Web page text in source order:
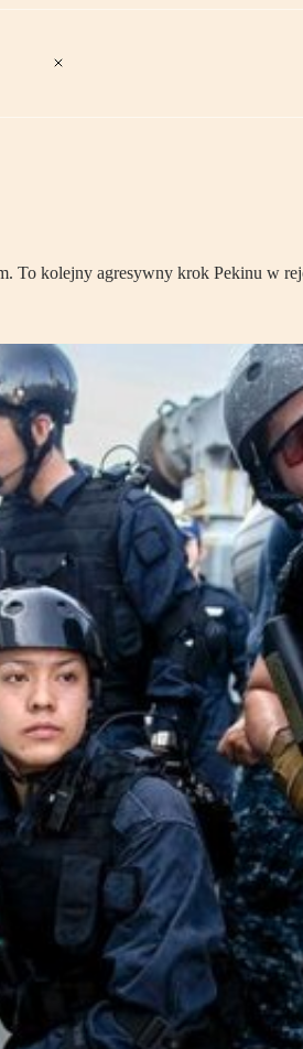
To kolejny agresywny krok Pekinu w